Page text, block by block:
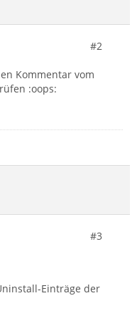
#2
Kommentar vom
:oops:
#3
Einträge der